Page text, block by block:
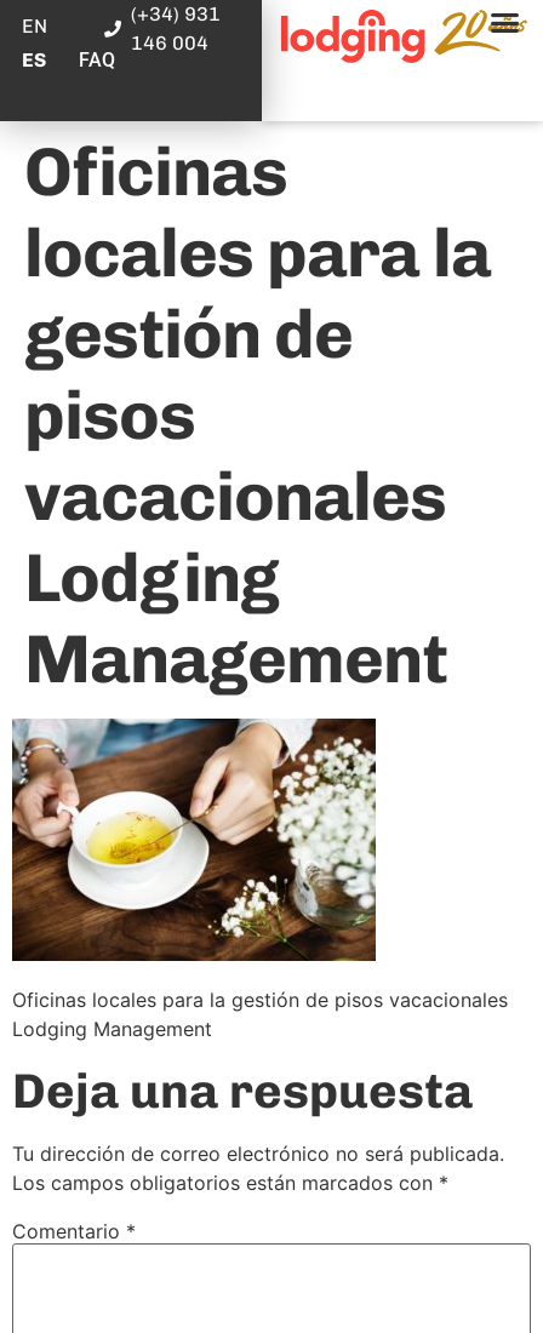
EN
ES
FAQ
(+34) 931
146 004
Oficinas
locales para la
gestión de
pisos
vacacionales
Lodging
Management
Oficinas locales para la gestión de pisos vacacionales
Lodging Management
Deja una respuesta
Tu dirección de correo electrónico no será publicada.
Los campos obligatorios están marcados con *
Comentario *